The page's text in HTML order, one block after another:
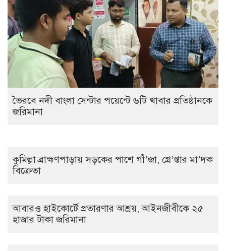
ভৈরবে নদী বাংলা সেন্টার পয়েন্টে ৬টি খাবার প্রতিষ্ঠানকে
জরিমানা
কুমিল্লা ব্রাহ্মণপাড়ায় সড়কের পাশে গাঁ’জা, গ্রে’প্তার মা’দক
বিক্রেতা
আবারও হাইকোর্টে প্রতারণার আশ্রয়, আইনজীবীকে ২৫
হাজার টাকা জরিমানা